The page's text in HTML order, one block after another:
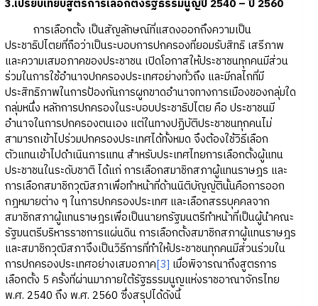
3.เปรียบเทียบสูตรการเลือกตั้งรัฐธรรมนูญปี 2540 – ปี 2560
การเลือกตั้ง เป็นสัญลักษณ์ที่แสดงออกถึงความเป็น
ประชาธิปไตยที่ถือว่าเป็นระบอบการปกครองที่ยอมรับสิทธิ เสรีภาพ
และความเสมอภาคของประชาชน เปิดโอกาสให้ประชาชนทุกคนมีส่วน
ร่วมในการใช้อำนาจปกครองประเทศอย่างทั่วถึง และมีกลไกที่มี
ประสิทธิภาพในการป้องกันการผูกขาดอำนาจทางการเมืองของกลุ่มใด
กลุ่มหนึ่ง หลักการปกครองในระบอบประชาธิปไตย คือ ประชาชนมี
อำนาจในการปกครองตนเอง แต่ในทางปฏิบัติประชาชนทุกคนไม่
สามารถเข้าไปร่วมปกครองประเทศได้ทั้งหมด จึงต้องใช้วิธีเลือก
ตัวแทนเข้าไปดำเนินการแทน สำหรับประเทศไทยการเลือกตั้งผู้แทน
ประชาชนในระดับชาติ ได้แก่ การเลือกสมาชิกสภาผู้แทนราษฎร และ
การเลือกสมาชิกวุฒิสภาเพื่อทำหน้าที่ด้านนิติบัญญัตินั้นคือการออก
กฎหมายต่าง ๆ ในการปกครองประเทศ และเลือกสรรบุคคลจาก
สมาชิกสภาผู้แทนราษฎรเพื่อเป็นนายกรัฐมนตรีทำหน้าที่เป็นผู้นำคณะ
รัฐมนตรีบริหารราชการแผ่นดิน การเลือกตั้งสมาชิกสภาผู้แทนราษฎร
และสมาชิกวุฒิสภาจึงเป็นวิธีการที่ทำให้ประชาชนทุกคนมีส่วนร่วมใน
การปกครองประเทศอย่างเสมอภาค[3] เมื่อพิจารณาถึงสูตรการ
เลือกตั้ง 5 ครั้งที่ผ่านมาภายใต้รัฐธรรมนูญแห่งราชอาณาจักรไทย
พ.ศ. 2540 ถึง พ.ศ. 2560 ซึ่งสรุปได้ดังนี้